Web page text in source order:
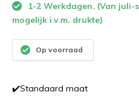
1-2 Werkdagen. (Van
mogelijk i.v.m. drukte)
Op voorraad
✔️Standaard maat